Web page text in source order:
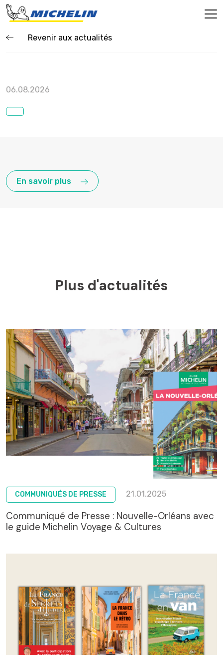
Revenir aux actualités
06.08.2026
En savoir plus
Plus d'actualités
COMMUNIQUÉS DE PRESSE 21.01.2025
Communiqué de Presse : Nouvelle-Orléans avec
le guide Michelin Voyage & Cultures